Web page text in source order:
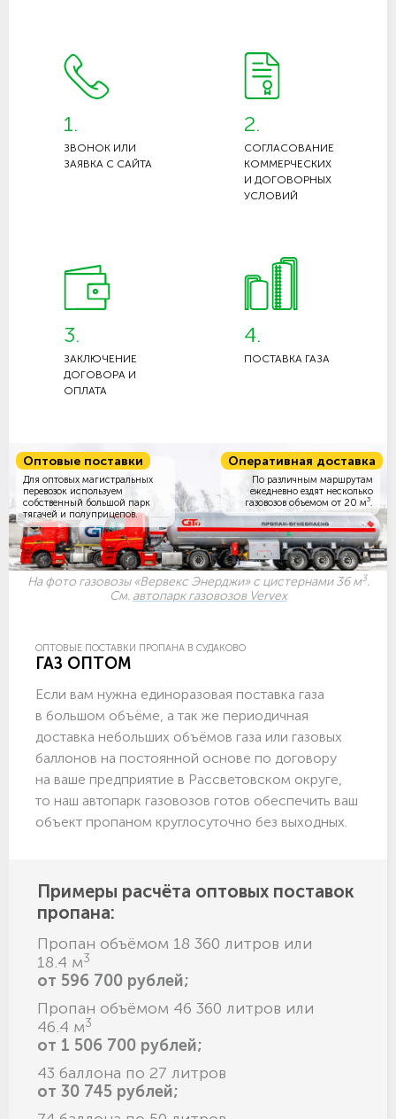
1.
ЗВОНОК ИЛИ
ЗАЯВКА С САЙТА
2.
СОГЛАСОВАНИЕ
КОММЕРЧЕСКИХ
И ДОГОВОРНЫХ
УСЛОВИЙ
3.
ЗАКЛЮЧЕНИЕ
ДОГОВОРА И
ОПЛАТА
4.
ПОСТАВКА ГАЗА
Оптовые поставки
Для оптовых магистральных
перевозок используем
собственный большой парк
тягачей и полуприцепов.
Оперативная доставка
По различным маршрутам
ежедневно ездят несколько
газовозов объемом от 20 м3
На фото газовозы «Вервекс Энерджи» с цистернами 36 м3.
См. автопарк газовозов Vervex
ОПТОВЫЕ ПОСТАВКИ ПРОПАНА В СУДАКОВО
ГАЗ ОПТОМ
Если вам нужна единоразовая поставка газа
в большом объёме, а так же периодичная
доставка небольших объёмов газа или газовых
баллонов на постоянной основе по договору
на ваше предприятие в Рассветовском округе,
то наш автопарк газовозов готов обеспечить ваш
объект пропаном круглосуточно без выходных.
Примеры расчёта оптовых поставок
пропана:
Пропан объёмом 18 360 литров или
18.4 м3
от 596 700 рублей;
Пропан объёмом 46 360 литров или
46.4 м3
от 1 506 700 рублей;
43 баллона по 27 литров
от 30 745 рублей;